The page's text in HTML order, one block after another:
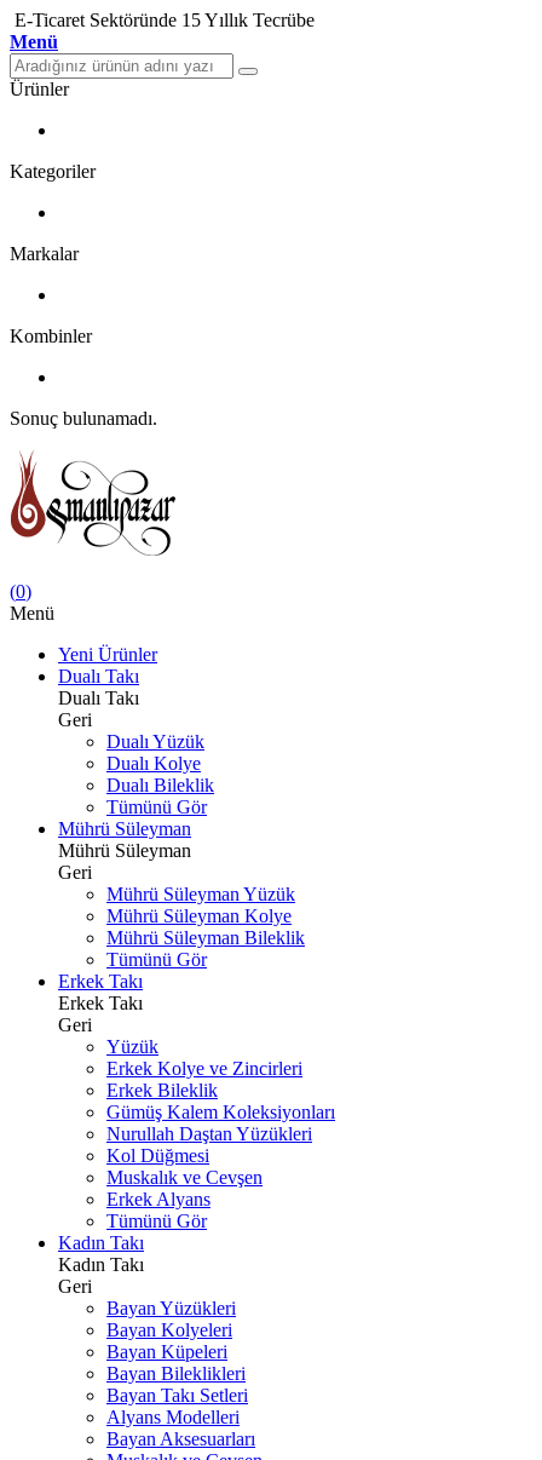
E-Ticaret Sektöründe 15 Yıllık Tecrübe
Menü
Ürünler
Kategoriler
Markalar
Kombinler
Sonuç bulunamadı.
(0)
Menü
Yeni Ürünler
Dualı Takı
Dualı Takı
Geri
Dualı Yüzük
Dualı Kolye
Dualı Bileklik
Tümünü Gör
Mührü Süleyman
Mührü Süleyman
Geri
Mührü Süleyman Yüzük
Mührü Süleyman Kolye
Mührü Süleyman Bileklik
Tümünü Gör
Erkek Takı
Erkek Takı
Geri
Yüzük
Erkek Kolye ve Zincirleri
Erkek Bileklik
Gümüş Kalem Koleksiyonları
Nurullah Daştan Yüzükleri
Kol Düğmesi
Muskalık ve Cevşen
Erkek Alyans
Tümünü Gör
Kadın Takı
Kadın Takı
Geri
Bayan Yüzükleri
Bayan Kolyeleri
Bayan Küpeleri
Bayan Bileklikleri
Bayan Takı Setleri
Alyans Modelleri
Bayan Aksesuarları